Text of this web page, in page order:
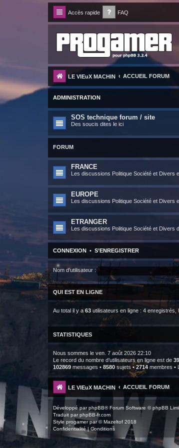
Accès rapide FAQ
LE VIEuX MACHIN ACCUEIL FORUM
ADMINISTRATION
SOS technique forum / site
Des soucis dites le ici
FORUM
FRANCE
Les discussions Politique Société et Divers
EUROPE
Les discussions Politique Société et Divers
ETRANGER
Les discussions Politique Société et Divers
CONNEXION • S’ENREGISTRER
Nom d’utilisateur :
QUI EST EN LIGNE
Au total il y a 63 utilisateurs en ligne : 4 enregistrés,
STATISTIQUES
Nous sommes le ven. 7 août 2026 22:10
Le record du nombre d’utilisateurs en ligne est de
102869 messages • 8580 sujets •2714 membres •
LE VIEuX MACHIN ACCUEIL FORUM
Développé parphpBB® Forum Software © phpBB
Traduit parphpBB-fr.com
Style progamerpar ©Mazeltof 2018
Confidentialité| Conditions